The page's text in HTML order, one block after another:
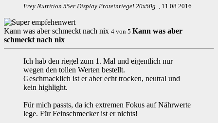
Frey Nutrition 55er Display Proteinriegel 20x50g ., 11.08.2016
Kann was aber schmeckt nach nix 4 von 5 Kann was aber
schmeckt nach nix
Ich hab den riegel zum 1. Mal und eigentlich nur
wegen den tollen Werten bestellt.
Geschmacklich ist er aber echt trocken, neutral und
kein highlight.
Für mich passts, da ich extremen Fokus auf Nährwerte
lege. Für Feinschmecker ist er nichts!